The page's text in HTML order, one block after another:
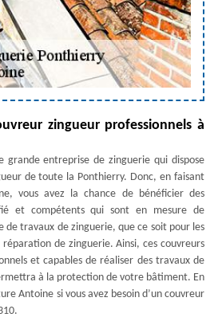
zingueur professionnels à
grande entreprise de zinguerie qui dispose
de toute la Ponthierry. Donc, en faisant
vous avez la chance de bénéficier des
et compétents qui sont en mesure de
de travaux de zinguerie, que ce soit pour les
de zinguerie. Ainsi, ces couvreurs
et capables de réaliser des travaux de
à la protection de votre bâtiment. En
Antoine si vous avez besoin d’un couvreur